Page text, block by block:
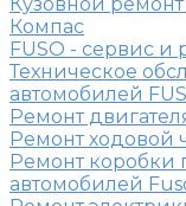
Компас
FUSO - сервис и
Техническое
автомобилей
Ремонт
Ремонт ходовой
Ремонт коробки
автомобилей